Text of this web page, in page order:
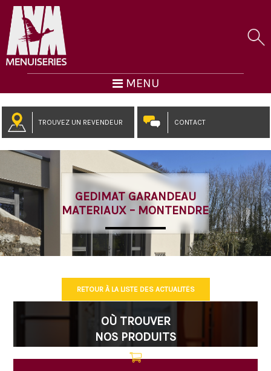
MENU
TROUVEZ UN REVENDEUR CONTACT
GEDIMAT GARANDEAU
MATERIAUX – MONTENDRE
RETOUR À LA LISTE DES ACTUALITÉS
OÙ TROUVER
NOS PRODUITS